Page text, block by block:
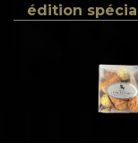
édition